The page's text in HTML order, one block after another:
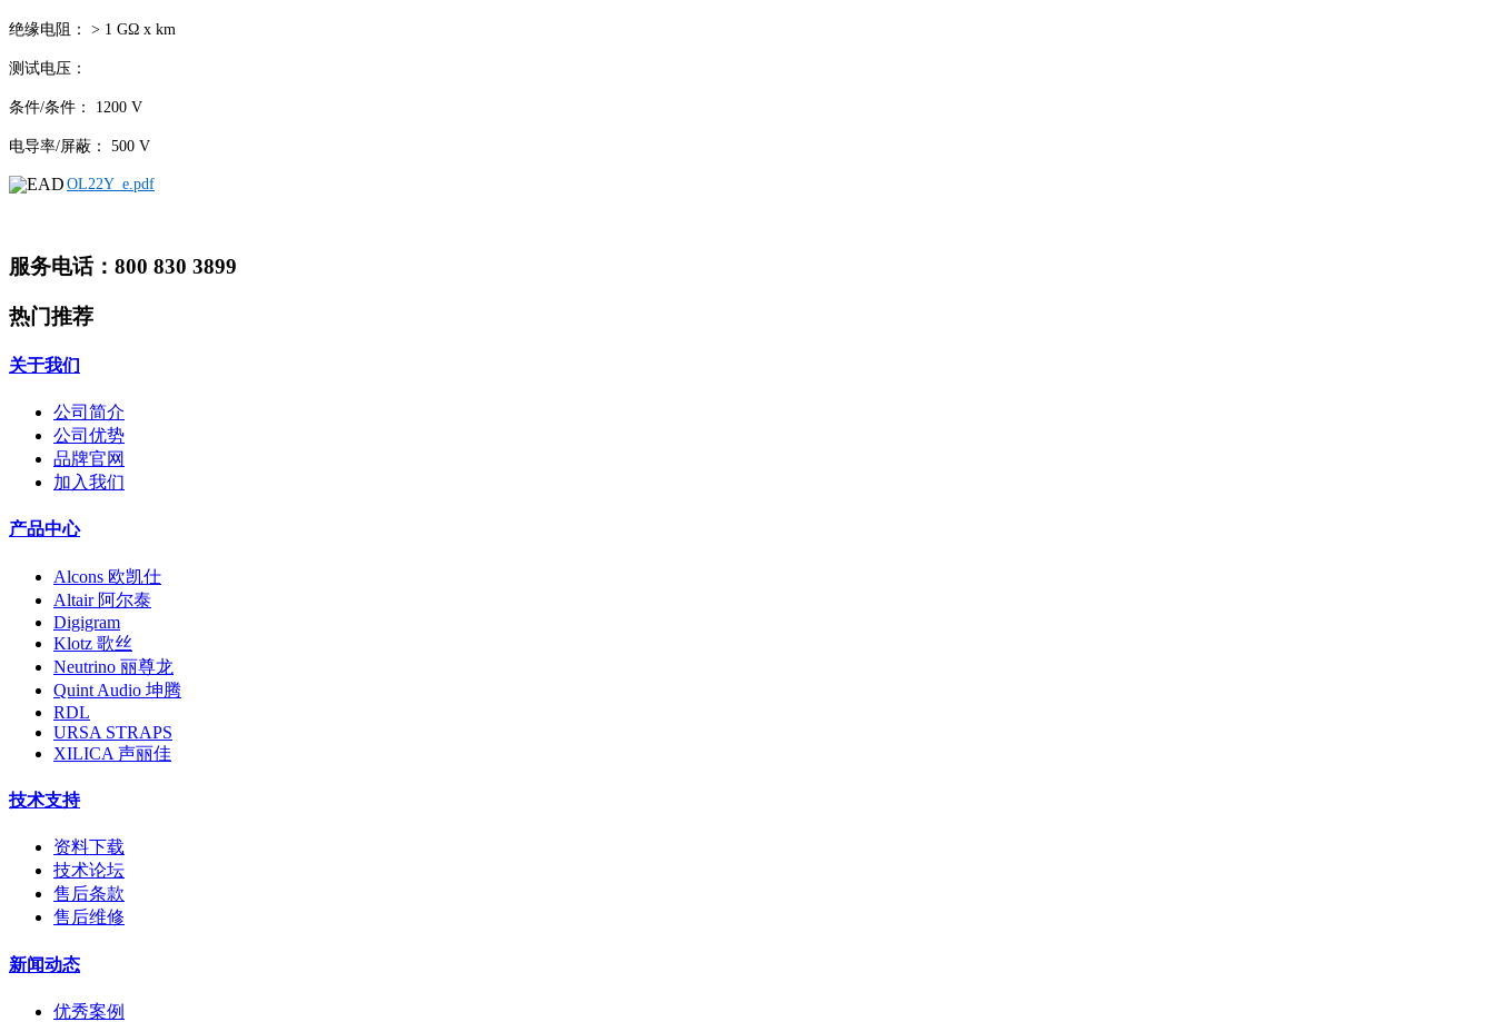
绝缘电阻： > 1 GΩ x km
测试电压：
条件/条件： 1200 V
电导率/屏蔽： 500 V
OL22Y_e.pdf
服务电话：800 830 3899
热门推荐
关于我们
公司简介
公司优势
品牌官网
加入我们
产品中心
Alcons 欧凯仕
Altair 阿尔泰
Digigram
Klotz 歌丝
Neutrino 丽尊龙
Quint Audio 坤腾
RDL
URSA STRAPS
XILICA 声丽佳
技术支持
资料下载
技术论坛
售后条款
售后维修
新闻动态
优秀案例